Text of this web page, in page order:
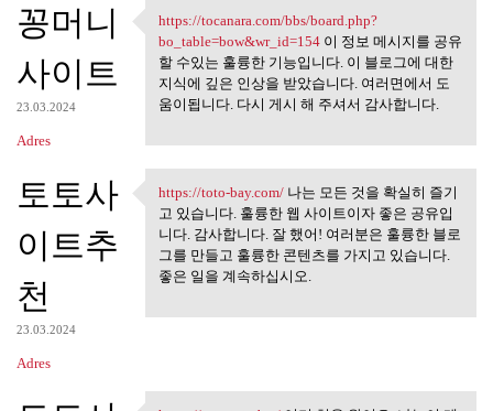
꽁머니
사이트
23.03.2024
Adres
https://tocanara.com/bbs
https://tocanara.com/bbs/board.php?
bo_table=bow&wr_id=154이 정보 메시지를 공유
할 수있는 훌륭한 기능입니다. 이 블로그에 대한
지식에 깊은 인상을 받았습니다. 여러면에서 도
움이됩니다. 다시 게시 해 주셔서 감사합니다.
토토사
이트추
천
23.03.2024
Adres
https://toto-bay.com/ 나는 모든
https://toto-bay.com/나는 모든 것을 확실히 즐기
고 있습니다. 훌륭한 웹 사이트이자 좋은 공유입
니다. 감사합니다. 잘 했어! 여러분은 훌륭한 블로
그를 만들고 훌륭한 콘텐츠를 가지고 있습니다.
좋은 일을 계속하십시오.